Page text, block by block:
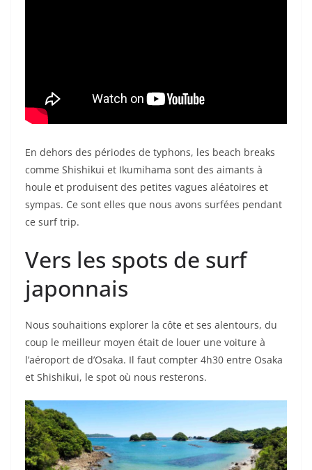
En dehors des périodes de typhons, les beach breaks
comme Shishikui et Ikumihama sont des aimants à
houle et produisent des petites vagues aléatoires et
sympas. Ce sont elles que nous avons surfées pendant
ce surf trip.
Vers les spots de surf
japonnais
Nous souhaitions explorer la côte et ses alentours, du
coup le meilleur moyen était de louer une voiture à
l’aéroport de d’Osaka. Il faut compter 4h30 entre Osaka
et Shishikui, le spot où nous resterons.